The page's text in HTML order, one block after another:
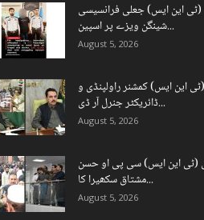
(ٹی این ایس) جعلی فرانسیسی
شینگن ویزے پر اسپین...
August 5, 2026
این ایس) کمشنر راولپنڈی و
ڈائریکٹر جنرل آر ڈی...
August 5, 2026
(ٹی این ایس) سی پی او حسن
مشتاق سکھیرا کا...
August 5, 2026